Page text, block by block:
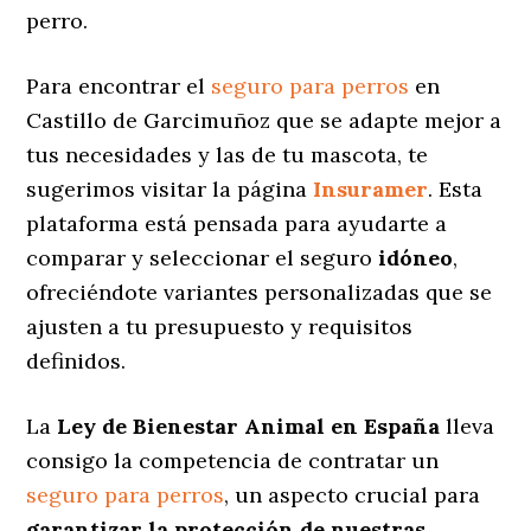
perro.
Para encontrar el seguro para perros en
Castillo de Garcimuñoz que se adapte mejor a
tus necesidades y las de tu mascota, te
sugerimos visitar la página Insuramer. Esta
plataforma está pensada para ayudarte a
comparar y seleccionar el seguroidóneo,
ofreciéndote variantes personalizadas que se
ajusten a tu presupuesto y requisitos
definidos.
La Ley de Bienestar Animal en España lleva
consigo la competencia de contratar un
seguro para perros, un aspecto crucial para